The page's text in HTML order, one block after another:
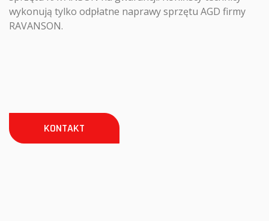
wykonują tylko odpłatne naprawy sprzętu AGD firmy
RAVANSON.
KONTAKT